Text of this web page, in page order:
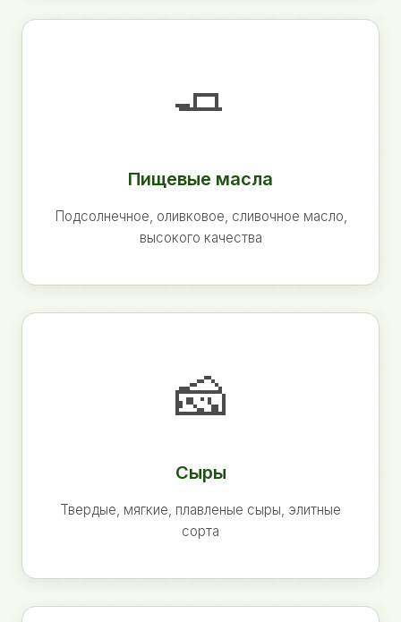
🧈
Пищевые масла
Подсолнечное, оливковое, сливочное масло,
высокого качества
🧀
Сыры
Твердые, мягкие, плавленые сыры, элитные
сорта